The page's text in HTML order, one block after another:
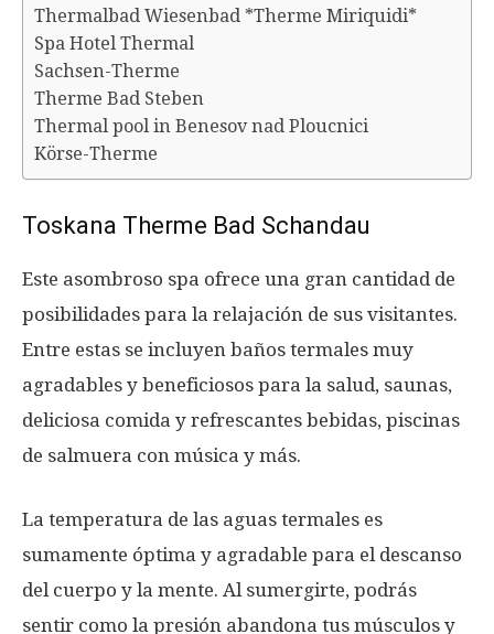
Thermalbad Wiesenbad *Therme Miriquidi*
Spa Hotel Thermal
Sachsen-Therme
Therme Bad Steben
Thermal pool in Benesov nad Ploucnici
Körse-Therme
Toskana Therme Bad Schandau
Este asombroso spa ofrece una gran cantidad de
posibilidades para la relajación de sus visitantes.
Entre estas se incluyen baños termales muy
agradables y beneficiosos para la salud, saunas,
deliciosa comida y refrescantes bebidas, piscinas
de salmuera con música y más.
La temperatura de las aguas termales es
sumamente óptima y agradable para el descanso
del cuerpo y la mente. Al sumergirte, podrás
sentir como la presión abandona tus músculos y